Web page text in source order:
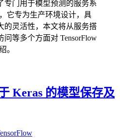
专门用于模型预测的服务系
它专为生产环境设计，具
的灵活性，本文将从服务搭
等多个方面对 TensorFlow
。
Keras 的模型保存及